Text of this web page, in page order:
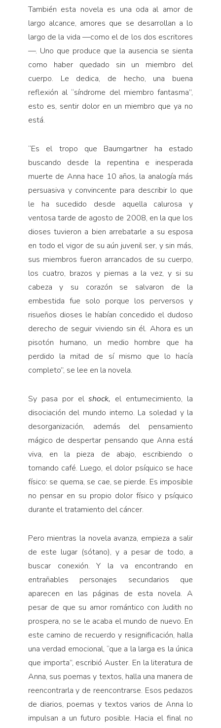
También esta novela es una oda al amor de
largo alcance, amores que se desarrollan a lo
largo de la vida —como el de los dos escritores
—. Uno que produce que la ausencia se sienta
como haber quedado sin un miembro del
cuerpo. Le dedica, de hecho, una buena
reflexión al “síndrome del miembro fantasma”,
esto es, sentir dolor en un miembro que ya no
está.
“Es el tropo que Baumgartner ha estado
buscando desde la repentina e inesperada
muerte de Anna hace 10 años, la analogía más
persuasiva y convincente para describir lo que
le ha sucedido desde aquella calurosa y
ventosa tarde de agosto de 2008, en la que los
dioses tuvieron a bien arrebatarle a su esposa
en todo el vigor de su aún juvenil ser, y sin más,
sus miembros fueron arrancados de su cuerpo,
los cuatro, brazos y piernas a la vez, y si su
cabeza y su corazón se salvaron de la
embestida fue solo porque los perversos y
risueños dioses le habían concedido el dudoso
derecho de seguir viviendo sin él. Ahora es un
pisotón humano, un medio hombre que ha
perdido la mitad de sí mismo que lo hacía
completo”, se lee en la novela.
Sy pasa por elshock, el entumecimiento, la
disociación del mundo interno. La soledad y la
desorganización, además del pensamiento
mágico de despertar pensando que Anna está
viva, en la pieza de abajo, escribiendo o
tomando café. Luego, el dolor psíquico se hace
físico: se quema, se cae, se pierde. Es imposible
no pensar en su propio dolor físico y psíquico
durante el tratamiento del cáncer.
Pero mientras la novela avanza, empieza a salir
de este lugar (sótano), y a pesar de todo, a
buscar conexión. Y la va encontrando en
entrañables personajes secundarios que
aparecen en las páginas de esta novela. A
pesar de que su amor romántico con Judith no
prospera, no se le acaba el mundo de nuevo. En
este camino de recuerdo y resignificación, halla
una verdad emocional, “que a la larga es la única
que importa”, escribió Auster. En la literatura de
Anna, sus poemas y textos, halla una manera de
reencontrarla y de reencontrarse. Esos pedazos
de diarios, poemas y textos varios de Anna lo
impulsan a un futuro posible. Hacia el final no